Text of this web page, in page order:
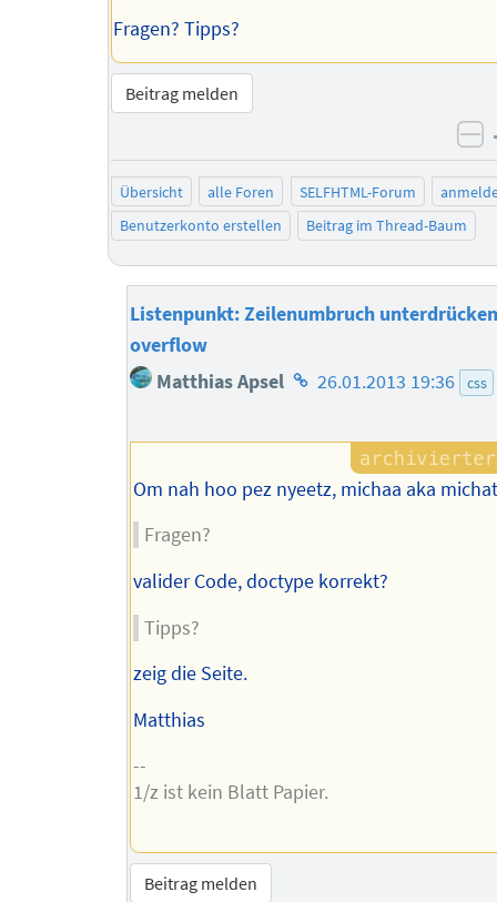
Fragen? Tipps?
Beitrag melden
Übersicht alle Foren SELFHTML-Forum
Benutzerkonto erstellen
Beitrag im Thread-Baum
Listenpunkt: Zeilenumbruch
overflow
Matthias Apsel Homepage
Autors
26.01.2013 19:36 css
Om nah hoo pez nyeetz, michaa aka
Fragen?
valider Code, doctype korrekt?
Tipps?
zeig die Seite.
Matthias
--
1/z ist kein Blatt Papier.
Beitrag melden